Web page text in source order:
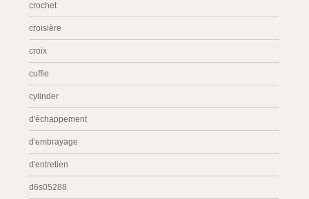
crochet
croisière
croix
cuffie
cylinder
d'échappement
d'embrayage
d'entretien
d6s05288